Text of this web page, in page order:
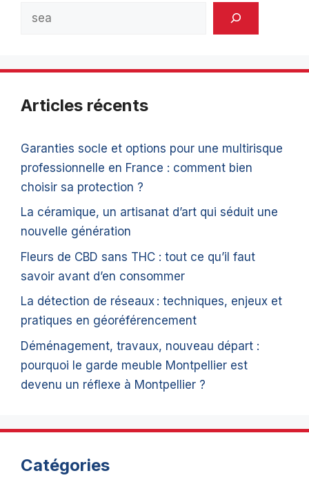
Articles récents
Garanties socle et options pour une multirisque
professionnelle en France : comment bien
choisir sa protection ?
La céramique, un artisanat d’art qui séduit une
nouvelle génération
Fleurs de CBD sans THC : tout ce qu’il faut
savoir avant d’en consommer
La détection de réseaux : techniques, enjeux et
pratiques en géoréférencement
Déménagement, travaux, nouveau départ :
pourquoi le garde meuble Montpellier est
devenu un réflexe à Montpellier ?
Catégories